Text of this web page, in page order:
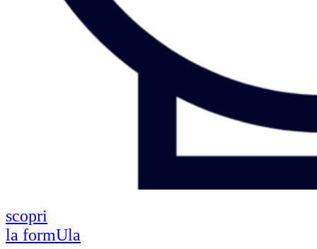
scopri
la formUla